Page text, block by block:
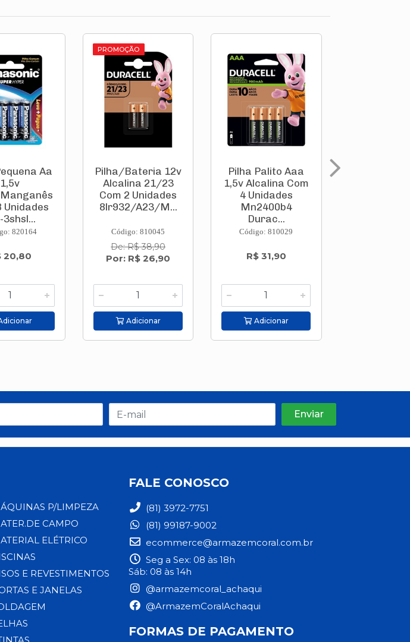
Aa
1,5v
Unidades
3shsl...
820164
20,80
PROMOÇÃO
Pilha/Bateria 12v
Alcalina 21/23
Com 2 Unidades
8lr932/A23/M...
Código: 810045
De: R$ 38,90
Por: R$ 26,90
Adicionar
Pilha Palito Aaa
1,5v Alcalina Com
4 Unidades
Mn2400b4
Durac...
Código: 810029
R$ 31,90
Adicionar
P/LIMPEZA
CAMPO
ELÉTRICO
E REVESTIMENTOS
E JANELAS
FALE CONOSCO
(81) 3972-7751
(81) 99187-9002
ecommerce@armazemcoral.com.br
Seg a Sex: 08 às 18h
Sáb: 08 às 14h
@armazemcoral_achaqui
@ArmazemCoralAchaqui
FORMAS DE PAGAMENTO